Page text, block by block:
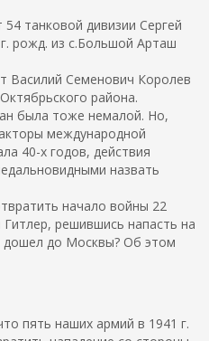
54 танковой дивизии Сергей
рожд. из с.Большой Арташ
Василий Семенович Королев
района.
была тоже немалой. Но,
международной
40-х годов, действия
назвать
начало войны 22
решившись напасть на
дошел до Москвы? Об этом
пять наших армий в 1941 г.